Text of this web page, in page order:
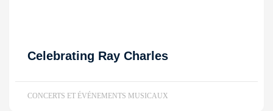
Celebrating Ray Charles
CONCERTS ET ÉVÉNEMENTS MUSICAUX